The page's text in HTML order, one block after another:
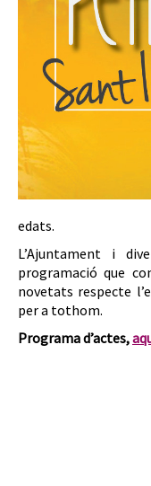
edats.
L’Ajuntament i
programació que
novetats respecte
per a tothom.
Programa d’actes,